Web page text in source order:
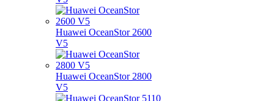
Huawei OceanStor 2600
V5
Huawei OceanStor 2800
V5